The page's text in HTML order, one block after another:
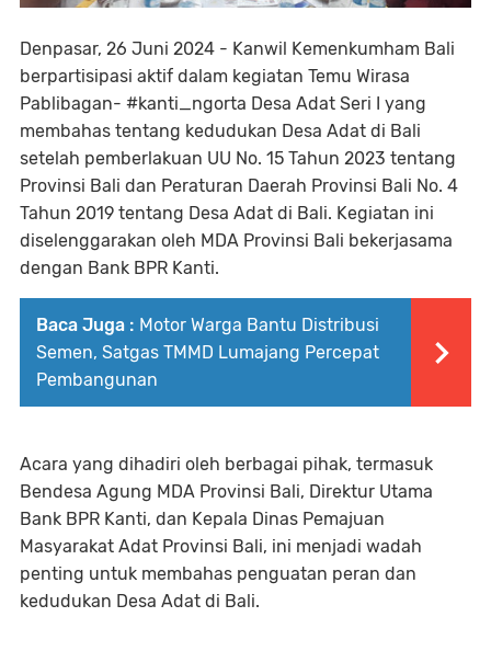
Denpasar, 26 Juni 2024 - Kanwil Kemenkumham Bali
berpartisipasi aktif dalam kegiatan Temu Wirasa
Pablibagan- #kanti_ngorta Desa Adat Seri I yang
membahas tentang kedudukan Desa Adat di Bali
setelah pemberlakuan UU No. 15 Tahun 2023 tentang
Provinsi Bali dan Peraturan Daerah Provinsi Bali No. 4
Tahun 2019 tentang Desa Adat di Bali. Kegiatan ini
diselenggarakan oleh MDA Provinsi Bali bekerjasama
dengan Bank BPR Kanti.
Baca Juga : Motor Warga Bantu Distribusi
Semen, Satgas TMMD Lumajang Percepat
Pembangunan
Acara yang dihadiri oleh berbagai pihak, termasuk
Bendesa Agung MDA Provinsi Bali, Direktur Utama
Bank BPR Kanti, dan Kepala Dinas Pemajuan
Masyarakat Adat Provinsi Bali, ini menjadi wadah
penting untuk membahas penguatan peran dan
kedudukan Desa Adat di Bali.